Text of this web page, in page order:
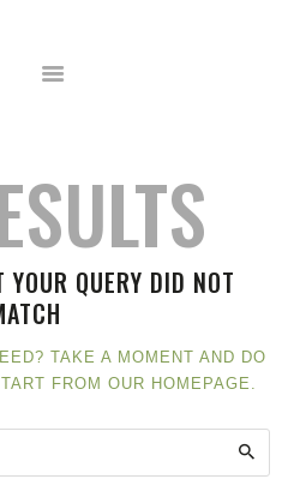
YOUR QUERY DID NOT
TAKE A MOMENT AND DO
FROM OUR HOMEPAGE .